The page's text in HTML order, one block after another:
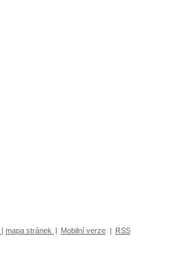
| mapa stránek | Mobilní verze | RSS